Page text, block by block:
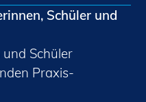
Schüler und
Schüler
Praxis-